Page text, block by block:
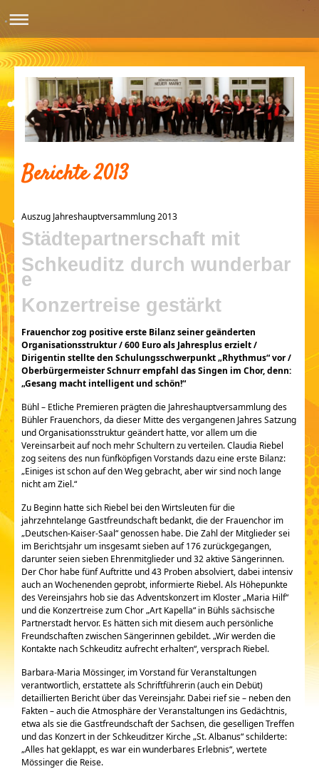
Berichte 2013
Auszug Jahreshauptversammlung 2013
Städtepartnerschaft mit
Schkeuditz durch wunderbar
e
Konzertreise gestärkt
Frauenchor zog positive erste Bilanz seiner geänderten
Organisationsstruktur / 600 Euro als Jahresplus erzielt /
Dirigentin stellte den Schulungsschwerpunkt „Rhythmus“ vor /
Oberbürgermeister Schnurr empfahl das Singen im Chor, denn:
„Gesang macht intelligent und schön!“
Bühl – Etliche Premieren prägten die Jahreshauptversammlung des
Bühler Frauenchors, da dieser Mitte des vergangenen Jahres Satzung
und Organisationsstruktur geändert hatte, vor allem um die
Vereinsarbeit auf noch mehr Schultern zu verteilen. Claudia Riebel
zog seitens des nun fünfköpfigen Vorstands dazu eine erste Bilanz:
„Einiges ist schon auf den Weg gebracht, aber wir sind noch lange
nicht am Ziel.“
Zu Beginn hatte sich Riebel bei den Wirtsleuten für die
jahrzehntelange Gastfreundschaft bedankt, die der Frauenchor im
„Deutschen-Kaiser-Saal“ genossen habe. Die Zahl der Mitglieder sei
im Berichtsjahr um insgesamt sieben auf 176 zurückgegangen,
darunter seien sieben Ehrenmitglieder und 32 aktive Sängerinnen.
Der Chor habe fünf Auftritte und 43 Proben absolviert, dabei intensiv
auch an Wochenenden geprobt, informierte Riebel. Als Höhepunkte
des Vereinsjahrs hob sie das Adventskonzert im Kloster „Maria Hilf“
und die Konzertreise zum Chor „Art Kapella“ in Bühls sächsische
Partnerstadt hervor. Es hätten sich mit diesem auch persönliche
Freundschaften zwischen Sängerinnen gebildet. „Wir werden die
Kontakte nach Schkeuditz aufrecht erhalten“, versprach Riebel.
Barbara-Maria Mössinger, im Vorstand für Veranstaltungen
verantwortlich, erstattete als Schriftführerin (auch ein Debüt)
detaillierten Bericht über das Vereinsjahr. Dabei rief sie – neben den
Fakten – auch die Atmosphäre der Veranstaltungen ins Gedächtnis,
etwa als sie die Gastfreundschaft der Sachsen, die geselligen Treffen
und das Konzert in der Schkeuditzer Kirche „St. Albanus“ schilderte:
„Alles hat geklappt, es war ein wunderbares Erlebnis“, wertete
Mössinger die Reise.